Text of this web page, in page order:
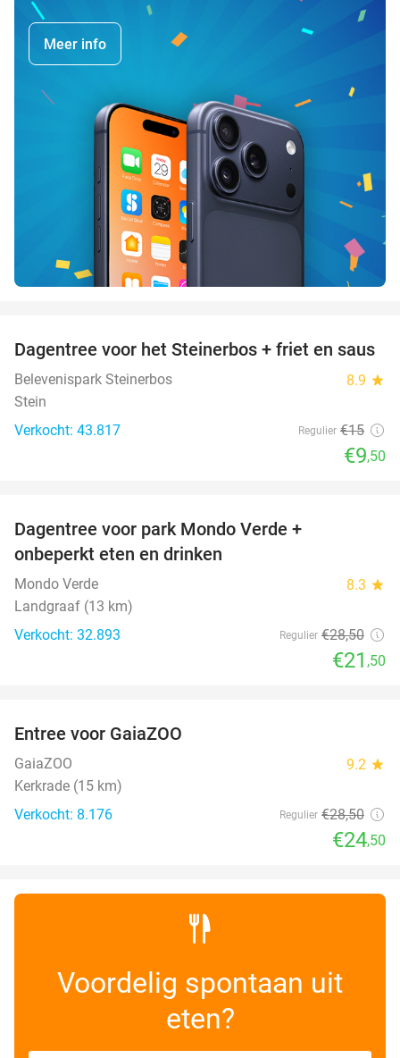
Meer info
37%
Dagentree voor het Steinerbos + friet en saus
Belevenispark Steinerbos 8.9 star
Stein
Verkocht: 43.817
Regulier €15
€9,50
Dagentree voor park Mondo Verde +
onbeperkt eten en drinken
Mondo Verde 8.3 star
Landgraaf (13 km)
Verkocht: 32.893
Regulier €28,50
€21 ,50
Entree voor GaiaZOO
GaiaZOO 9.2 star
Kerkrade (15 km)
Verkocht: 8.176
Regulier €28,50
€24,50
Voordelig spontaan uit
eten?